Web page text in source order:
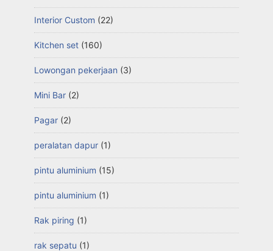
Interior Custom (22)
Kitchen set (160)
Lowongan pekerjaan (3)
Mini Bar (2)
Pagar (2)
peralatan dapur (1)
pintu aluminium (15)
pintu aluminium (1)
Rak piring (1)
rak sepatu (1)